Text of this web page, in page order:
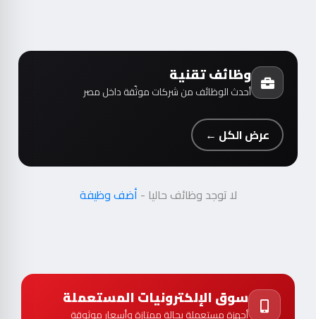
وظائف تقنية
أحدث الوظائف من شركات موثّقة داخل مصر
عرض الكل ←
لا توجد وظائف حاليا - أضف وظيفة
سوق الإلكترونيات المستعملة
أجهزة مستعملة بحالة ممتازة وأسعار موثوقة